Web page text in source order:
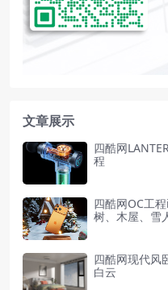
文章展示
四酷网
程
四酷网OC工
树、木屋、雪
四酷网现代风
白云